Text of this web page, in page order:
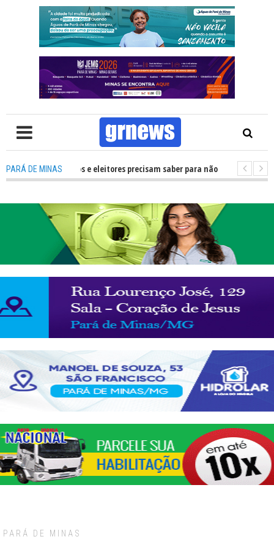
PARÁ DE MINAS
O que candidatos e eleitores precisam saber para não ter problemas nas
PARÁ DE MINAS